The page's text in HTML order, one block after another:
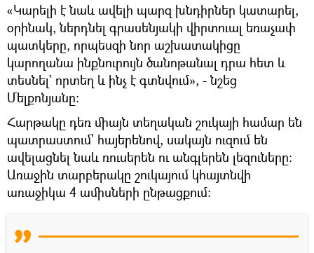
«Կարելի է նաև ավելի պարզ խնդիրներ կատարել,
օրինակ, ներդնել գրասենյակի վիրտուալ եռաչափ
պատկերը, որպեսզի նոր աշխատակիցը
կարողանա ինքնուրույն ծանոթանալ դրա հետ և
տեսնել` որտեղ և ինչ է գտնվում», - նշեց
Մելքոնյանը։
Հարթակը դեռ միայն տեղական շուկայի համար են
պատրաստում՝ հայերենով, սակայն ուզում են
ավելացնել նաև ռուսերեն ու անգլերեն լեզուները։
Առաջին տարբերակը շուկայում կհայտնվի
առաջիկա 4 ամիսների ընթացքում։